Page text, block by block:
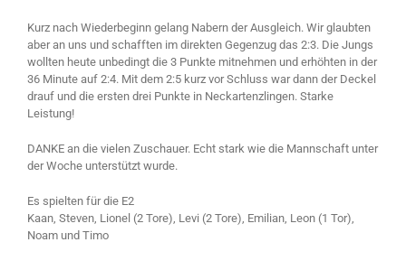
Kurz nach Wiederbeginn gelang Nabern der Ausgleich. Wir glaubten
aber an uns und schafften im direkten Gegenzug das 2:3. Die Jungs
wollten heute unbedingt die 3 Punkte mitnehmen und erhöhten in der
36 Minute auf 2:4. Mit dem 2:5 kurz vor Schluss war dann der Deckel
drauf und die ersten drei Punkte in Neckartenzlingen. Starke
Leistung!
DANKE an die vielen Zuschauer. Echt stark wie die Mannschaft unter
der Woche unterstützt wurde.
Es spielten für die E2
Kaan, Steven, Lionel (2 Tore), Levi (2 Tore), Emilian, Leon (1 Tor),
Noam und Timo